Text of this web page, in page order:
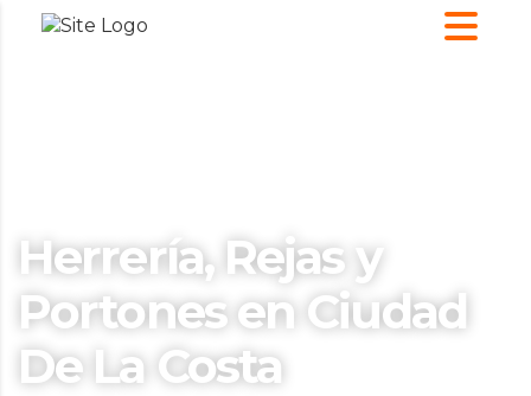
Herrería, Rejas y
Portones en Ciudad
De La Costa